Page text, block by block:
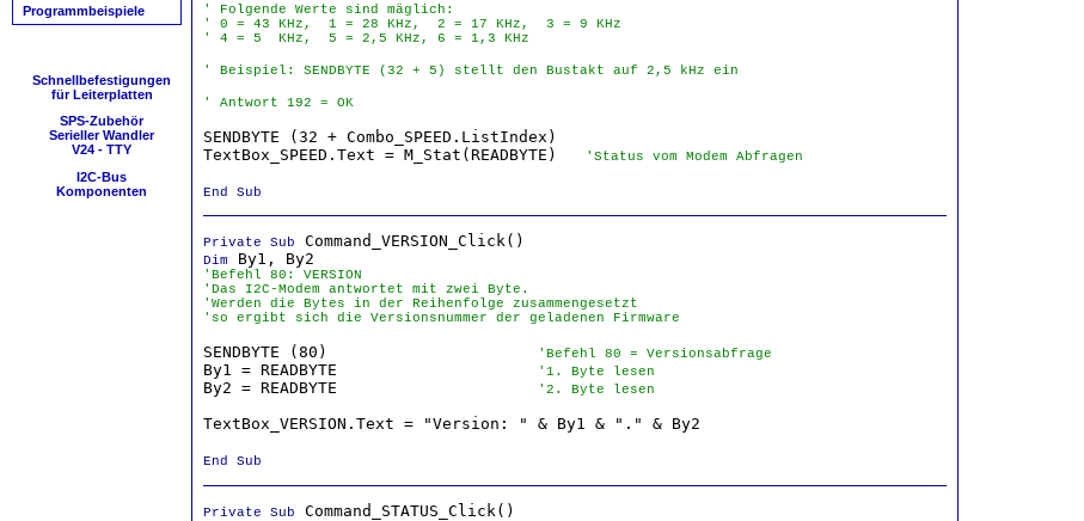
Programmbeispiele
Schnellbefestigungen
für Leiterplatten
SPS-Zubehör
Serieller Wandler
V24 - TTY
I2C-Bus
Komponenten
' Folgende Werte sind mäglich:
' 0 = 43 KHz,  1 = 28 KHz,  2 = 17 KHz,  3 = 9 KHz
' 4 = 5  KHz,  5 = 2,5 KHz, 6 = 1,3 KHz
' Beispiel: SENDBYTE (32 + 5) stellt den Bustakt auf 2,5 kHz ein
' Antwort 192 = OK
SENDBYTE (32 + Combo_SPEED.ListIndex)
TextBox_SPEED.Text = M_Stat(READBYTE)
'Status vom Modem Abfragen
End Sub
Private Sub
Dim
'Befehl 80: VERSION
'Das I2C-Modem antwortet mit zwei Byte.
'Werden die Bytes in der Reihenfolge zusammengesetzt
'so ergibt sich die
Versionsnummer der geladenen Firmware
SENDBYTE (80) 'Befehl 80 = Versionsabfrage
By1 = READBYTE '1. Byte lesen
By2 = READBYTE '2. Byte lesen
TextBox_VERSION.Text = "Version: " & By1 & "." & By2
End Sub
Private Sub